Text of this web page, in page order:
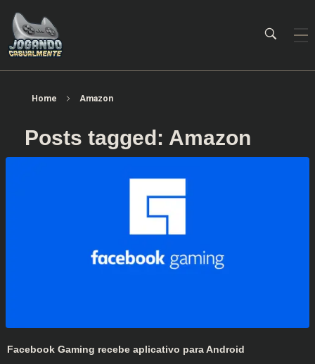
Home Amazon
Posts tagged: Amazon
Facebook Gaming recebe aplicativo para Android